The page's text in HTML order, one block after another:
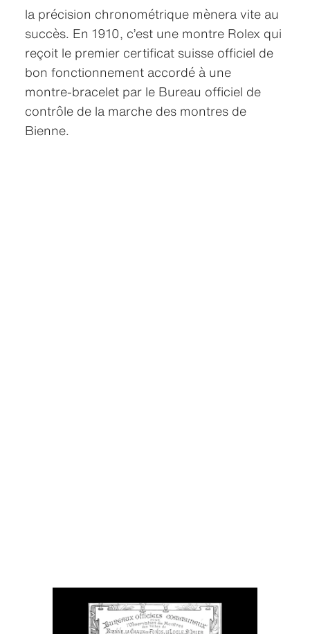
la précision chronométrique mènera vite au
succès. En 1910, c’est une montre Rolex qui
reçoit le premier certificat suisse officiel de
bon fonctionnement accordé à une
montre‑bracelet par le Bureau officiel de
contrôle de la marche des montres de
Bienne.